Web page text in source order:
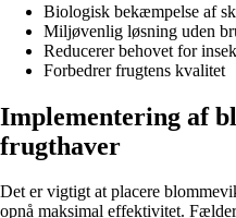
Biologisk bekæmpelse af
Miljøvenlig løsning uden
Reducerer behovet for
Forbedrer frugtens kvalitet
Implementering af
frugthaver
Det er vigtigt at placere
opnå maksimal effektivitet.